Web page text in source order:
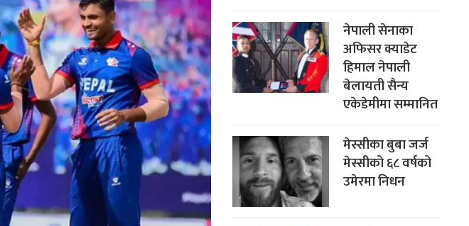
नेपाली सेनाका
अफिसर क्याडेट
हिमाल नेपाली
बेलायती सैन्य
एकेडेमीमा सम्मानित
मेस्सीका बुबा जर्ज
मेस्सीको ६८ वर्षको
उमेरमा निधन